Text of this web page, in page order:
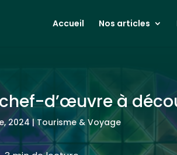
Accueil Nos articles
chef-d’œuvre à
2024 |Tourisme & Voyage